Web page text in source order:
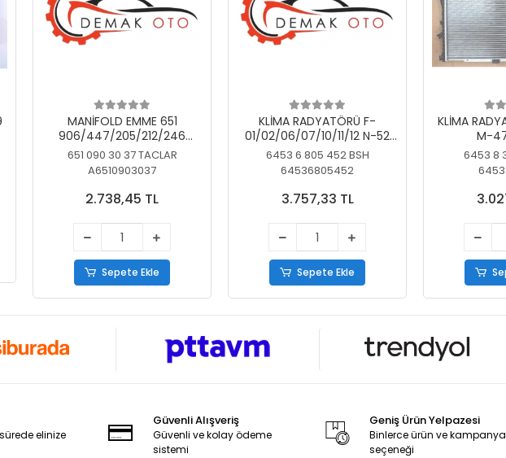
MANİFOLD EMME 651
906/447/205/212/246
KELEBEKSİZ
651 090 30 37 TACLAR
A6510903037
2.738,45 TL
Sepete Ekle
KLİMA RADYATÖRÜ F-
01/02/06/07/10/11/12 N-52
N/N-53/57/63
6453 6 805 452 BSH
64536805452
3.757,33 TL
Sepete Ekle
KLİMA
M-
6453 8
elinize
Güvenli Alışveriş
Güvenli ve kolay ödeme
sistemi
Geniş Ürün Yelpazesi
Binlerce ürün ve kampanya
seçeneği